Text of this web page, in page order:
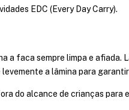
EDC (Every Day Carry).
a faca sempre limpa e afiada.
a lâmina para
do alcance de crianças para